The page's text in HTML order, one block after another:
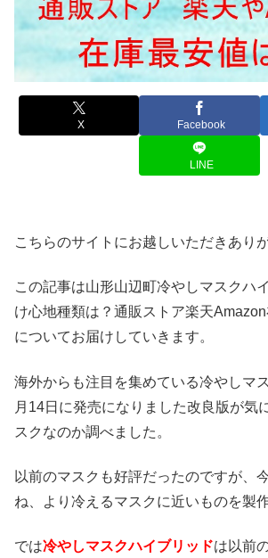
X Facebook
LINE
こちらのサイトにお越しいただきあり
この記事は山形山辺町冷やしマスクハ
け心地種類は？通販ストア楽天
についてお届けしていきます。
海外からも注目を集めている冷やしマ
月14日に発売になりました改良版が気
スクなのか調べました。
以前のマスクも好評だったのですが、
ね、より冷えるマスクに近いものを製
では冷やしマスクハイブリッドは以前